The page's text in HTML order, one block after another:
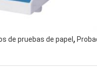
de pruebas de papel ,